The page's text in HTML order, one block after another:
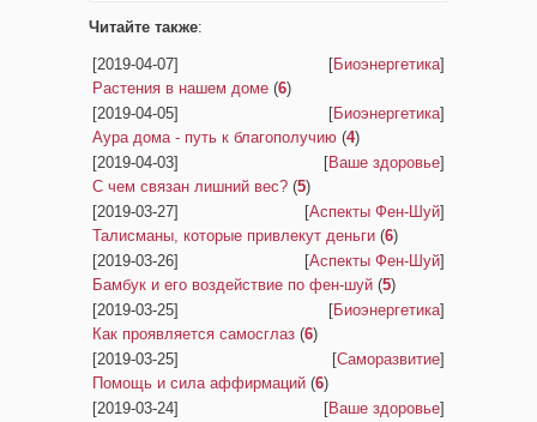
Читайте также:
[2019-04-07] [Биоэнергетика]
Растения в нашем доме (6)
[2019-04-05]
[Биоэнергетика]
Аура дома - путь к благополучию (4)
[2019-04-03]
[Ваше здоровье]
С чем связан лишний вес? (5)
[2019-03-27]
[Аспекты Фен-Шуй]
Талисманы, которые привлекут деньги (6)
[2019-03-26]
[Аспекты Фен-Шуй]
Бамбук и его воздействие по фен-шуй (5)
[2019-03-25]
[Биоэнергетика]
Как проявляется самосглаз (6)
[2019-03-25]
[Саморазвитие]
Помощь и сила аффирмаций (6)
[2019-03-24]
[Ваше здоровье]